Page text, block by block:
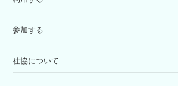
参加する
社協について